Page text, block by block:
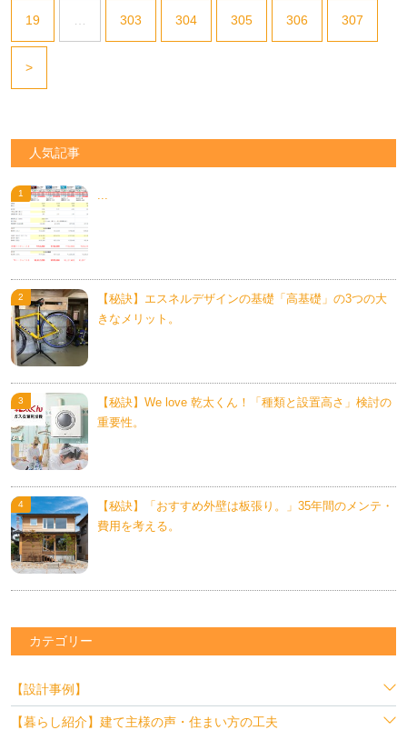
19 … 303 304 305 306 307
>
人気記事
...
【秘訣】エスネルデザインの基礎「高基礎」の3つの大
きなメリット。
【秘訣】We love 乾太くん！「種類と設置高さ」検討の
重要性。
【秘訣】「おすすめ外壁は板張り。」35年間のメンテ・
費用を考える。
カテゴリー
【設計事例】
【暮らし紹介】建て主様の声・住まい方の工夫